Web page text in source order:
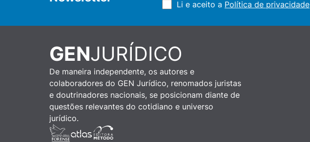
Li e aceito a Política de privacidade
GENJURÍDICO
De maneira independente, os autores e
colaboradores do GEN Jurídico, renomados juristas
e doutrinadores nacionais, se posicionam diante de
questões relevantes do cotidiano e universo
jurídico.